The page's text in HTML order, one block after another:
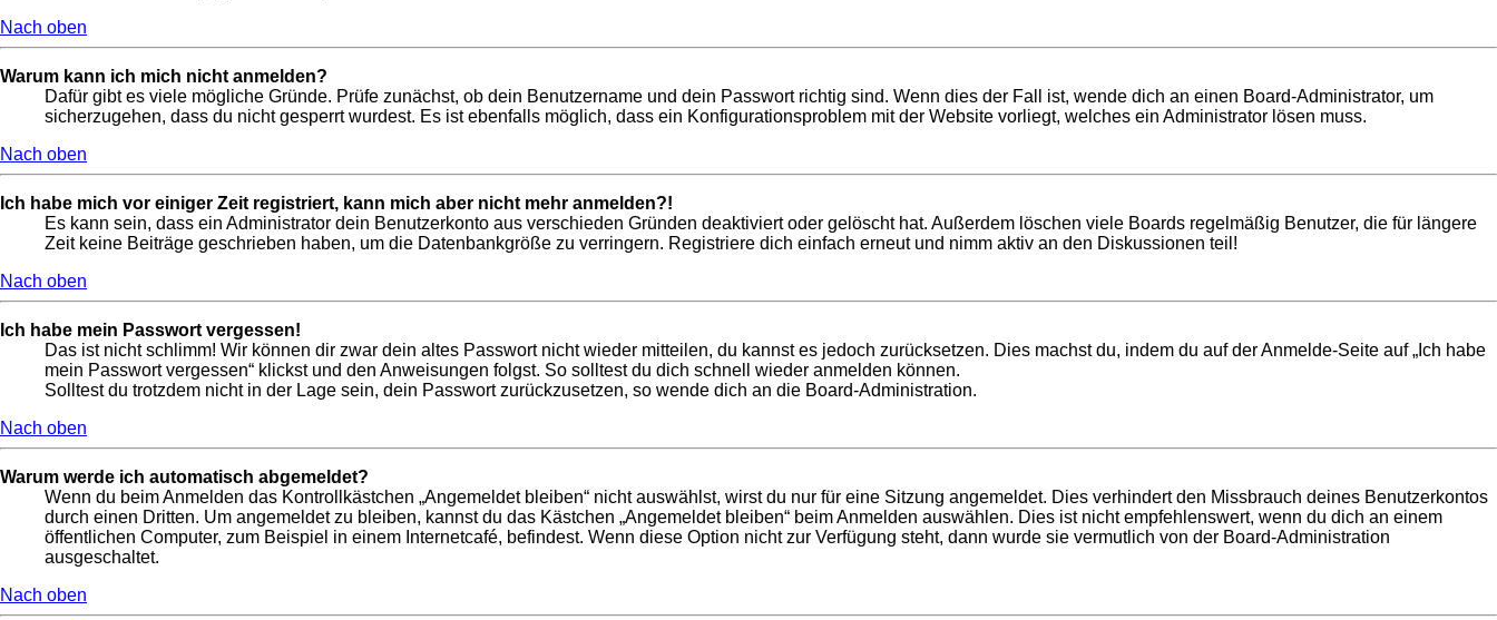
Nach oben
Warum kann ich mich nicht anmelden?
Dafür gibt es viele mögliche Gründe. Prüfe zunächst, ob dein Benutzername und dein Passwort richtig sind. Wenn dies der Fall ist, wende dich an einen Board-Administrator, um
sicherzugehen, dass du nicht gesperrt wurdest. Es ist ebenfalls möglich, dass ein Konfigurationsproblem mit der Website vorliegt, welches ein Administrator lösen muss.
Nach oben
Ich habe mich vor einiger Zeit registriert, kann mich aber nicht mehr anmelden?!
Es kann sein, dass ein Administrator dein Benutzerkonto aus verschieden Gründen deaktiviert oder gelöscht hat. Außerdem löschen viele Boards regelmäßig Benutzer, die für längere
Zeit keine Beiträge geschrieben haben, um die Datenbankgröße zu verringern. Registriere dich einfach erneut und nimm aktiv an den Diskussionen teil!
Nach oben
Ich habe mein Passwort vergessen!
Das ist nicht schlimm! Wir können dir zwar dein altes Passwort nicht wieder mitteilen, du kannst es jedoch zurücksetzen. Dies machst du, indem du auf der Anmelde-Seite auf „Ich habe
mein Passwort vergessen“ klickst und den Anweisungen folgst. So solltest du dich schnell wieder anmelden können.
Solltest du trotzdem nicht in der Lage sein, dein Passwort zurückzusetzen, so wende dich an die Board-Administration.
Nach oben
Warum werde ich automatisch abgemeldet?
Wenn du beim Anmelden das Kontrollkästchen „Angemeldet bleiben“ nicht auswählst, wirst du nur für eine Sitzung angemeldet. Dies verhindert den Missbrauch deines Benutzerkontos
durch einen Dritten. Um angemeldet zu bleiben, kannst du das Kästchen „Angemeldet bleiben“ beim Anmelden auswählen. Dies ist nicht empfehlenswert, wenn du dich an einem
öffentlichen Computer, zum Beispiel in einem Internetcafé, befindest. Wenn diese Option nicht zur Verfügung steht, dann wurde sie vermutlich von der Board-Administration
ausgeschaltet.
Nach oben